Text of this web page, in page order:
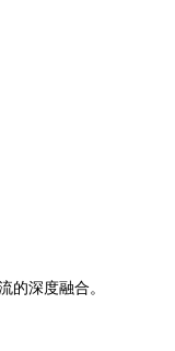
的深度融合。